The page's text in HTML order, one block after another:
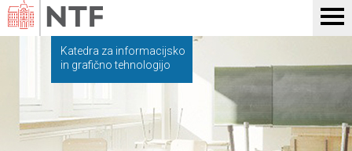
Katedra za informacijsko
in grafično tehnologijo